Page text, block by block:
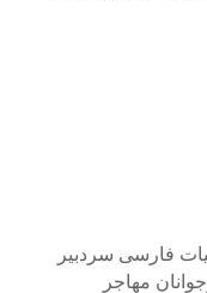
فارسی سردبیر
مهاجر